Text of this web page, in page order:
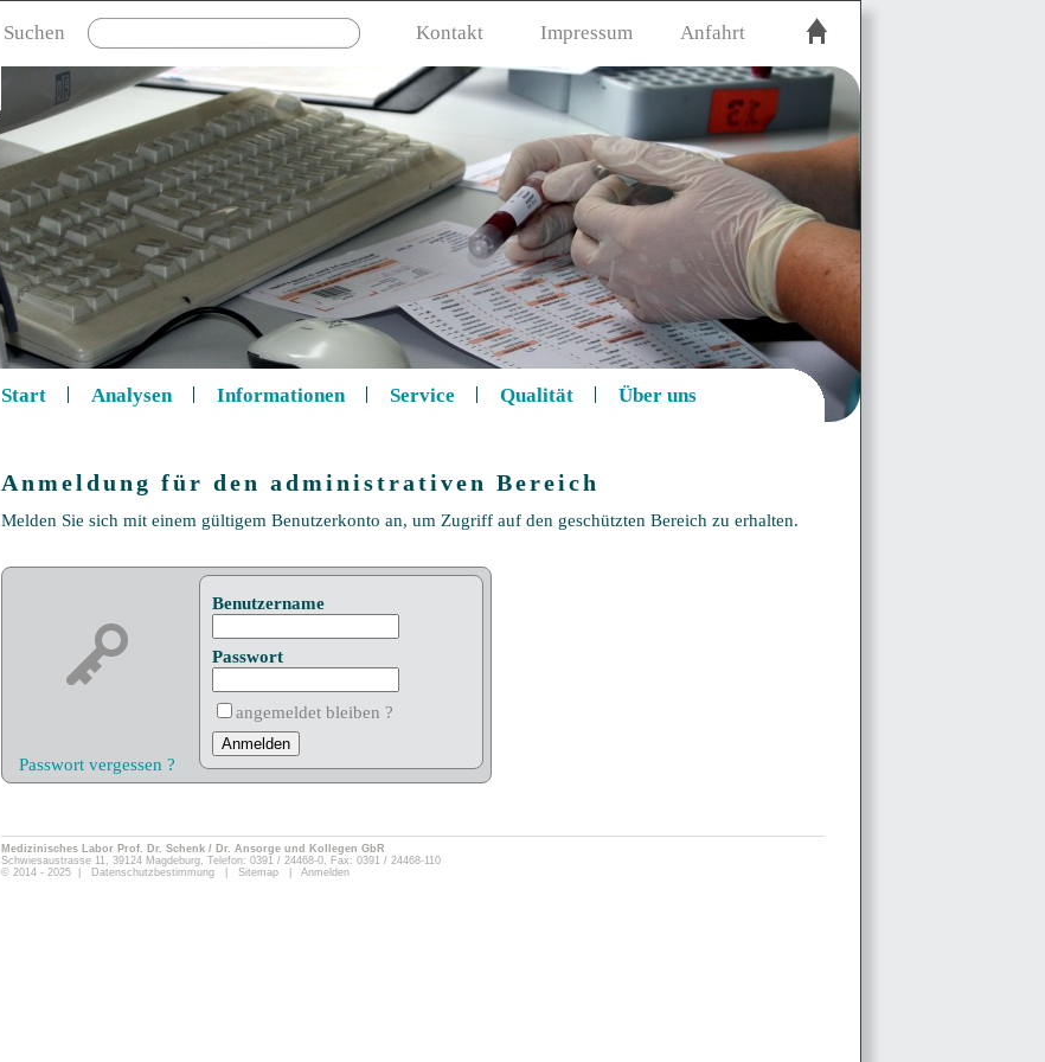
Suchen Kontakt Impressum Anfahrt
Start Analysen Informationen Service Qualität Über uns
Anmeldung für den administrativen Bereich
Melden Sie sich mit einem gültigem Benutzerkonto an, um Zugriff auf den geschützten Bereich zu erhalten.
Benutzername
Passwort
angemeldet bleiben ?
Passwort vergessen ?
Medizinisches Labor Prof. Dr. Schenk / Dr. Ansorge und Kollegen GbR
Schwiesaustrasse 11, 39124 Magdeburg, Telefon: 0391 / 24468-0, Fax: 0391 / 24468-110
© 2014 - 2025 | Datenschutzbestimmung Sitemap Anmelden